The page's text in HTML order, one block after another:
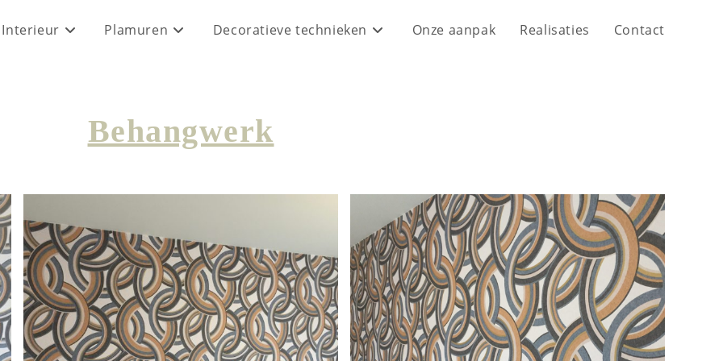
Interieur Plamuren Decoratieve technieken Onze aanpak Realisaties Contact
Behangwerk